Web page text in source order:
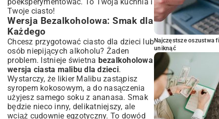
Twoje ciasto!
Wersja Bezalkoholowa: Smak dla
Każdego
Chcesz przygotować ciasto dla dzieci lub
osób niepijących alkoholu? Żaden
problem. Istnieje świetna bezalkoholowa
wersja ciasta malibu dla dzieci.
Wystarczy, że likier Malibu zastąpisz
syropem kokosowym, a do nasączenia
użyjesz samego soku z ananasa. Smak
będzie nieco inny, delikatniejszy, ale
wciąż cudownie egzotyczny. To dowód
Najczęstsze oszustwa
uniknąć